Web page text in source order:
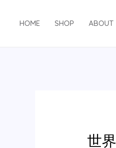
HOME SHOP ABOUT
世